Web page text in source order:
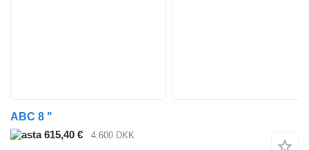
ABC 8 "
615,40 €
4.600 DKK